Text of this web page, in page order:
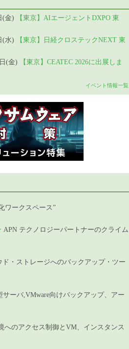
(金)
【東京】AIエージェントDXPO 東
(水)
【東京】日経クロステックNEXT 東
(金)
【東京】CEATEC 2026に出展しま
イベント情報一覧
ワークスペース”
APN テクノロジーパートナーのクライム
ド・ストレージへのバックアップ・ツー
サーバ,VMware向けバックアップ、アー
へのアクセス制御とVM、インスタンス